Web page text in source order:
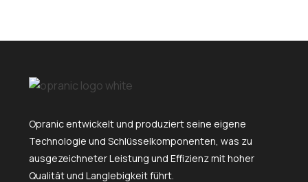
Opranic entwickelt und produziert seine eigene
Technologie und Schlüsselkomponenten, was zu
ausgezeichneter Leistung und Effizienz mit hoher
Qualität und Langlebigkeit führt.